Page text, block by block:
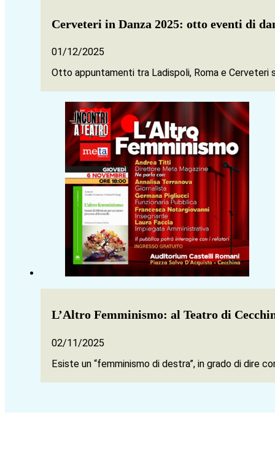
Cerveteri in Danza 2025: otto eventi di
01/12/2025
Otto appuntamenti tra Ladispoli, Roma e Cerveteri
L’Altro Femminismo: al Teatro di
02/11/2025
Esiste un “femminismo di destra”, in grado di dire